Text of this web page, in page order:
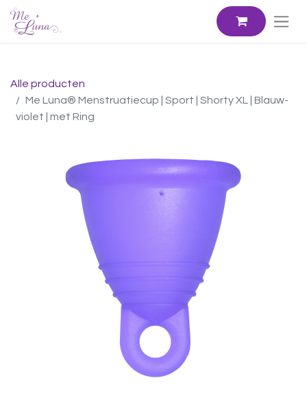
Alle producten
Me Luna® Menstruatiecup | Sport | Shorty XL | Blauw-
violet | met Ring